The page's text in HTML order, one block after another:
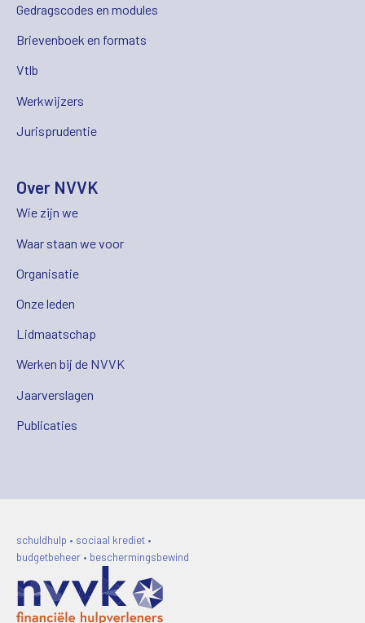
Gedragscodes en modules
Brievenboek en formats
Vtlb
Werkwijzers
Jurisprudentie
Over NVVK
Wie zijn we
Waar staan we voor
Organisatie
Onze leden
Lidmaatschap
Werken bij de NVVK
Jaarverslagen
Publicaties
schuldhulp • sociaal krediet •
budgetbeheer • beschermingsbewind